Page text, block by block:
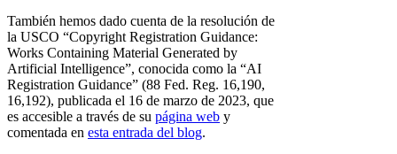
También hemos dado cuenta de la resolución de
la USCO “Copyright Registration Guidance:
Works Containing Material Generated by
Artificial Intelligence”, conocida como la “AI
Registration Guidance” (88 Fed. Reg. 16,190,
16,192), publicada el 16 de marzo de 2023, que
es accesible a través de su página web y
comentada en esta entrada del blog.